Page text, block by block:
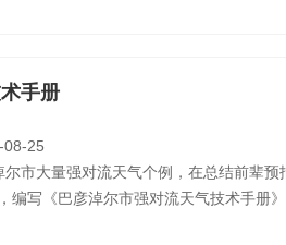
手册
08-25
市大量强对流天气个例，在总结前辈预
写《巴彦淖尔市强对流天气技术手册》
流天气潜势分析、强对流天气的中尺度